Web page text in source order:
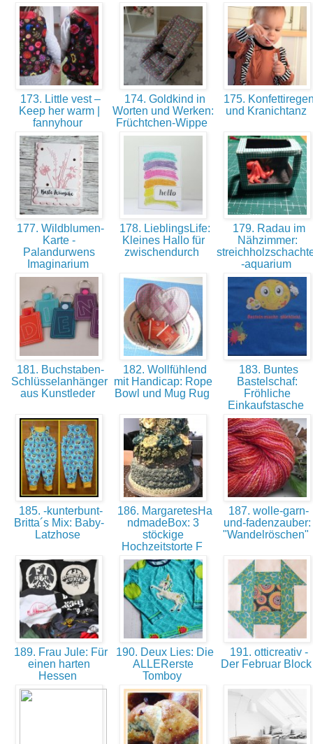
173. Little vest –
Keep her warm |
fannyhour
174. Goldkind in
Worten und Werken:
Früchtchen-Wippe
175.
und Kranichtanz
177. Wildblumen-
Karte -
Palandurwens
Imaginarium
178. LieblingsLife:
Kleines Hallo für
zwischendurch
179. Radau im
Nähzimmer:
-aquarium
181. Buchstaben-
Schlüsselanhänger
aus Kunstleder
182. Wollfühlend
mit Handicap: Rope
Bowl und Mug Rug
183. Buntes
Bastelschaf:
Fröhliche
Einkaufstasche
185. -kunterbunt-
Britta´s Mix: Baby-
Latzhose
186. MargaretesHa
ndmadeBox: 3
stöckige
Hochzeitstorte F
187. wolle-garn-
und-fadenzauber:
"Wandelröschen"
189. Frau Jule: Für
einen harten
Hessen
190. Deux Lies: Die
ALLERerste
Tomboy
191. otticreativ -
Der Februar